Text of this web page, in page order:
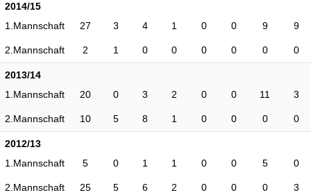
2014/15
1.Mannschaft
27 3 4 1 0 0 9 9
2.Mannschaft 2 1 0 0 0 0 0 0
2013/14
1.Mannschaft
20 0 3 2 0 0 11 3
2.Mannschaft 10 5 8 1 0 0 0 0
2012/13
1.Mannschaft
5 0 1 1 0 0 5 0
2.Mannschaft 25 5 6 2 0 0 0 3